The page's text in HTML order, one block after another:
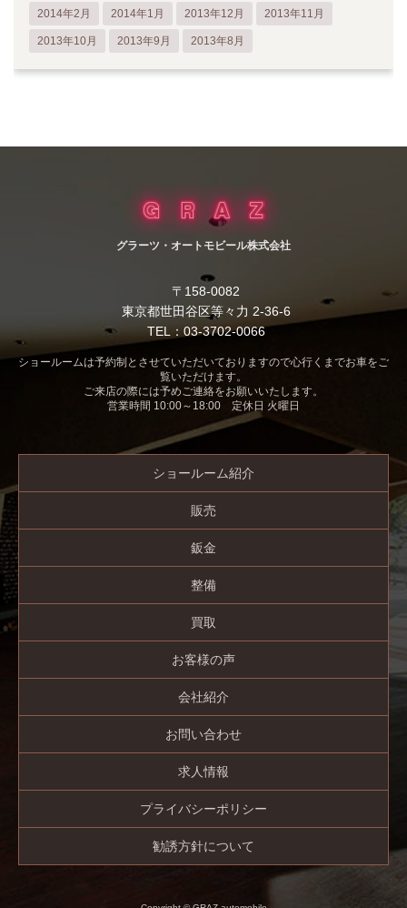
2014年2月 2014年1月 2013年12月 2013年11月
2013年10月 2013年9月 2013年8月
グラーツ・オートモビール株式会社
〒158-0082
東京都世田谷区等々力 2-36-6
TEL：03-3702-0066
ショールームは予約制とさせていただいておりますので心行くまでお車をご
覧いただけます。
ご来店の際には予めご連絡をお願いいたします。
営業時間 10:00～18:00 定休日 火曜日
ショールーム紹介
販売
鈑金
整備
買取
お客様の声
会社紹介
お問い合わせ
求人情報
プライバシーポリシー
勧誘方針について